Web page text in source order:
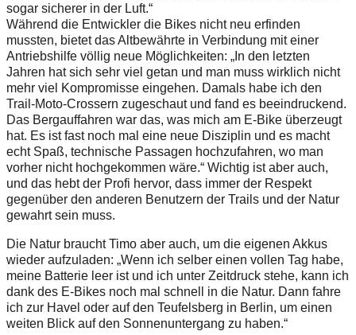
sogar sicherer in der Luft.“
Während die Entwickler die ­Bikes nicht neu erfinden
mussten, bietet das Altbewährte in Verbindung mit einer
Antriebshilfe völlig neue Möglichkeiten: „In den letzten
Jahren hat sich sehr viel getan und man muss wirklich nicht
mehr viel Kompromisse eingehen. Damals habe ich den
Trail-Moto-Crossern zugeschaut und fand es beeindruckend.
Das Bergauffahren war das, was mich am E-Bike überzeugt
hat. Es ist fast noch mal eine neue Disziplin und es macht
echt Spaß, technische Passagen hochzufahren, wo man
vorher nicht hochgekommen wäre.“ Wichtig ist aber auch,
und das hebt der Profi hervor, dass immer der Respekt
gegenüber den anderen Benutzern der Trails und der Natur
gewahrt sein muss.
Die Natur braucht Timo aber auch, um die eigenen Akkus
wieder aufzuladen: „Wenn ich selber einen vollen Tag habe,
meine Batterie leer ist und ich unter Zeitdruck stehe, kann ich
dank des E-Bikes noch mal schnell in die Natur. Dann fahre
ich zur Havel oder auf den Teufelsberg in Berlin, um einen
weiten Blick auf den Sonnenuntergang zu haben.“